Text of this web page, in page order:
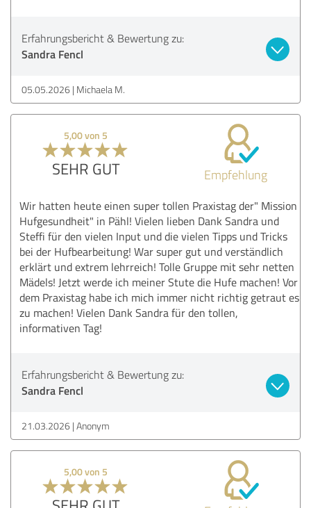
Erfahrungsbericht & Bewertung zu:
Sandra Fencl
05.05.2026 Michaela M.
5,00 von 5
SEHR GUT Empfehlung
Wir hatten heute einen super tollen Praxistag der" Mission
Hufgesundheit" in Pähl! Vielen lieben Dank Sandra und
Steffi für den vielen Input und die vielen Tipps und Tricks
bei der Hufbearbeitung! War super gut und verständlich
erklärt und extrem lehrreich! Tolle Gruppe mit sehr netten
Mädels! Jetzt werde ich meiner Stute die Hufe machen! Vor
dem Praxistag habe ich mich immer nicht richtig getraut es
zu machen! Vielen Dank Sandra für den tollen,
informativen Tag!
Erfahrungsbericht & Bewertung zu:
Sandra Fencl
21.03.2026 Anonym
5,00 von 5